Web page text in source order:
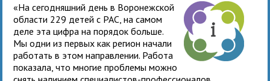
«На сегодняшний день в Воронежской
области 229 детей с РАС, на самом
деле эта цифра на порядок больше.
Мы одни из первых как регион начали
работать в этом направлении. Работа
показала, что многие проблемы можно